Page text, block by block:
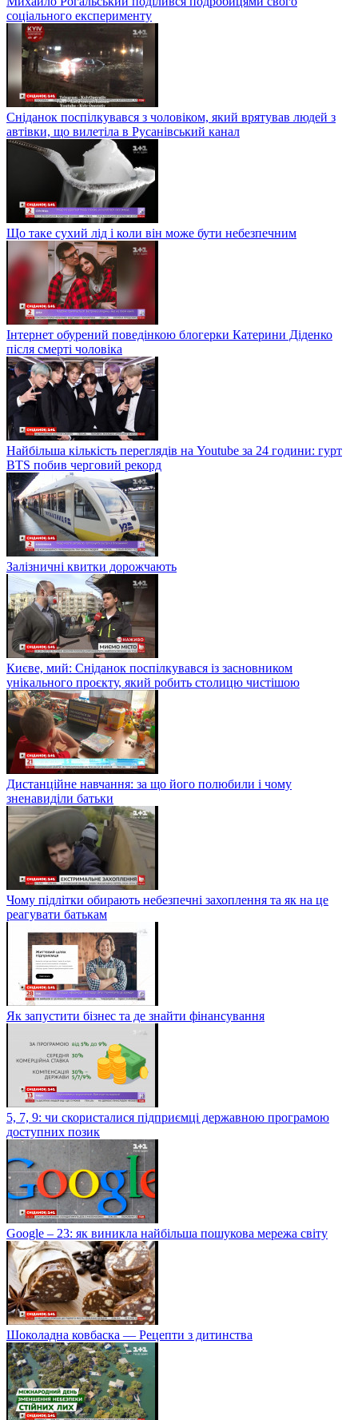
соціального експерименту
Сніданок поспілкувався з чоловіком, який врятував людей з
автівки, що вилетіла в Русанівський канал
Що таке сухий лід і коли він може бути небезпечним
Інтернет обурений поведінкою блогерки Катерини Діденко
після смерті чоловіка
Найбільша кількість переглядів на Youtube за 24 години: гурт
BTS побив черговий рекорд
Залізничні квитки дорожчають
Києве, мий: Сніданок поспілкувався із засновником
унікального проєкту, який робить столицю чистішою
Дистанційне навчання: за що його полюбили і чому
зненавиділи батьки
Чому підлітки обирають небезпечні захоплення та як на це
реагувати батькам
Як запустити бізнес та де знайти фінансування
5, 7, 9: чи скористалися підприємці державною програмою
доступних позик
Google – 23: як виникла найбільша пошукова мережа світу
Шоколадна ковбаска — Рецепти з дитинства